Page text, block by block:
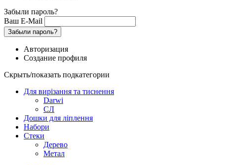
Забыли пароль?
Ваш E-Mail
Забыли пароль?
Авторизация
Создание профиля
Скрыть/показать подкатегории
Для вирізання та тиснення
Darwi
СЛ
Дошки для ліплення
Набори
Стеки
Дерево
Метал